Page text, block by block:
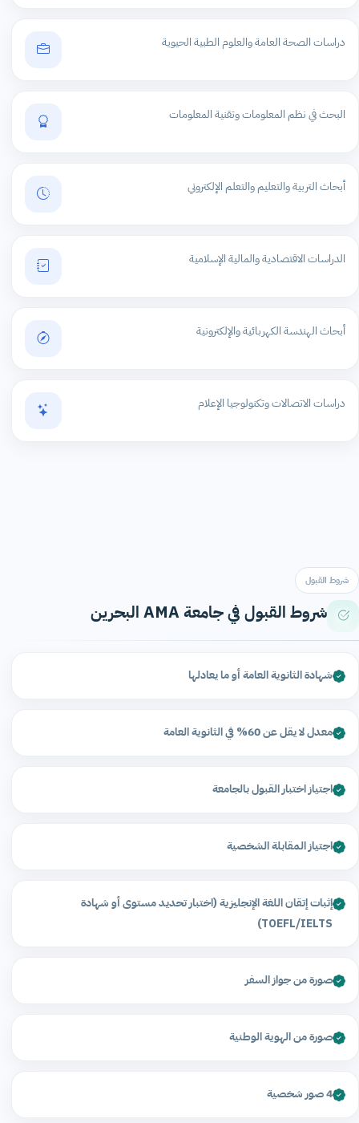
دراسات الصحة العامة والعلوم الطبية الحيوية
البحث في نظم المعلومات وتقنية المعلومات
أبحاث التربية والتعليم والتعلم الإلكتروني
الدراسات الاقتصادية والمالية الإسلامية
أبحاث الهندسة الكهربائية والإلكترونية
دراسات الاتصالات وتكنولوجيا الإعلام
شروط القبول
شروط القبول في جامعة AMA البحرين
شهادة الثانوية العامة أو ما يعادلها
معدل لا يقل عن 60% في الثانوية العامة
اجتياز اختبار القبول بالجامعة
اجتياز المقابلة الشخصية
إثبات إتقان اللغة الإنجليزية (اختبار تحديد مستوى أو شهادة
TOEFL/IELTS)
صورة من جواز السفر
صورة من الهوية الوطنية
4 صور شخصية